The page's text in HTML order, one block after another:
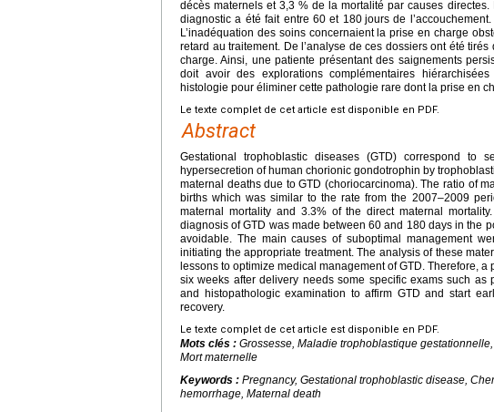
décès maternels et 3,3 % de la mortalité par causes
diagnostic a été fait entre 60 et 180 jours de
L’inadéquation des soins concernaient la prise en charge
retard au traitement. De l’analyse de ces dossiers ont été
charge. Ainsi, une patiente présentant des saignements
doit avoir des explorations complémentaires
histologie pour éliminer cette pathologie rare dont la prise en
Le texte complet de cet article est disponible en PDF.
Abstract
Gestational trophoblastic diseases (GTD) correspond to
hypersecretion of human chorionic gondotrophin by
maternal deaths due to GTD (choriocarcinoma). The ratio of
births which was similar to the rate from the 2007–2009
maternal mortality and 3.3% of the direct maternal
diagnosis of GTD was made between 60 and 180 days in the
avoidable. The main causes of suboptimal management
initiating the appropriate treatment. The analysis of these
lessons to optimize medical management of GTD. Therefore,
six weeks after delivery needs some specific exams such
and histopathologic examination to affirm GTD and start
recovery.
Le texte complet de cet article est disponible en PDF.
Mots clés : Grossesse, Maladie trophoblastique
Mort maternelle
Keywords : Pregnancy, Gestational trophoblastic disease,
hemorrhage, Maternal death